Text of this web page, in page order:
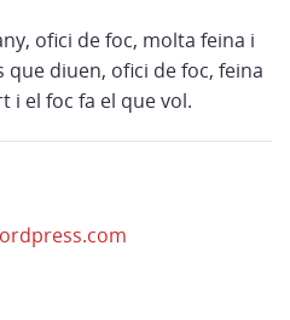
ofici de foc, molta feina i
diuen, ofici de foc, feina
i el foc fa el que vol.